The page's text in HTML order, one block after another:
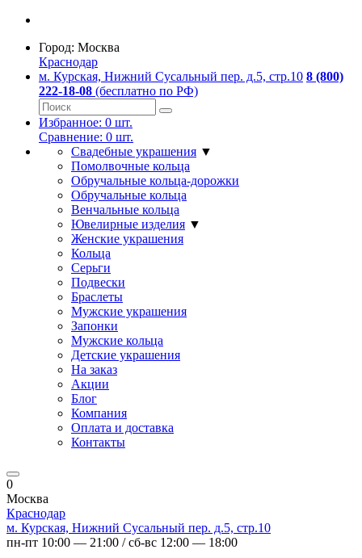
Город: Москва
Краснодар
м. Курская, Нижний Сусальный пер. д.5, стр.10 8 (800)
222-18-08 (бесплатно по РФ)
Избранное: 0 шт.
Сравнение: 0 шт.
Свадебные украшения ▼
Помолвочные кольца
Обручальные кольца-дорожки
Обручальные кольца
Венчальные кольца
Ювелирные изделия ▼
Женские украшения
Кольца
Серьги
Подвески
Браслеты
Мужские украшения
Запонки
Мужские кольца
Детские украшения
На заказ
Акции
Блог
Компания
Оплата и доставка
Контакты
0
Москва
Краснодар
м. Курская, Нижний Сусальный пер. д.5, стр.10
пн-пт 10:00 — 21:00 / сб-вс 12:00 — 18:00